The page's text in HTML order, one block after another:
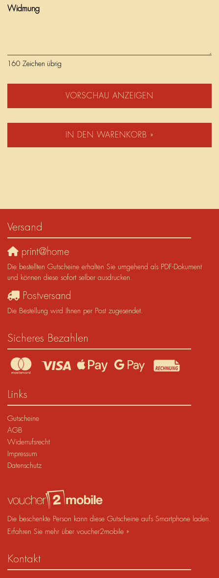
Widmung
160 Zeichen übrig
VORSCHAU ANZEIGEN
IN DEN WARENKORB »
Versand
print@home
Die bestellten Gutscheine erhalten Sie umgehend als PDF-Dokument
und können diese sofort selber ausdrucken.
Postversand
Die Bestellung wird Ihnen per Post zugesendet.
Sicheres Bezahlen
Links
Gutscheine
AGB
Widerrufsrecht
Impressum
Datenschutz
Die beschenkte Person kann diese Gutscheine aufs Smartphone laden.
Erfahren Sie mehr über voucher2mobile »
Kontakt